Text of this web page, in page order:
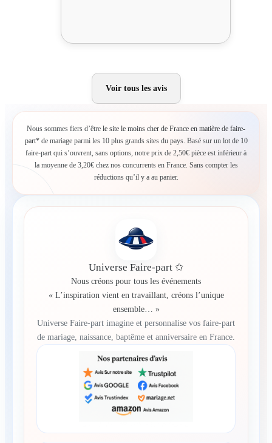
Voir tous les avis
Nous sommes fiers d’être le site le moins cher de France en matière de faire-
part*de mariage parmi les 10 plus grands sites du pays. Basé sur un lot de 10
faire-part qui s’ouvrent, sans options, notre prix de 2,50€ pièce est inférieur à
la moyenne de 3,20€ chez nos concurrents en France. Sans compter les
réductions qu’il y a au panier.
Universe Faire-part ✩
Nous créons pour tous les événements
« L’inspiration vient en travaillant, créons l’unique
ensemble… »
Universe Faire-part imagine et personnalise vos faire-part
de mariage, naissance, baptême et anniversaire en France.